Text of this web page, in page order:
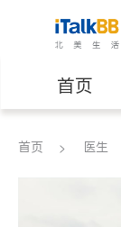
首页
医生
首页 医生